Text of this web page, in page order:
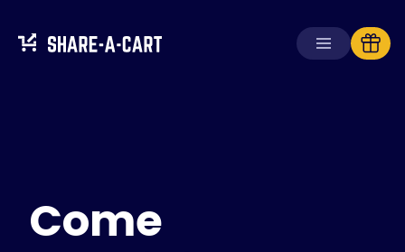
Per consumatori
Come